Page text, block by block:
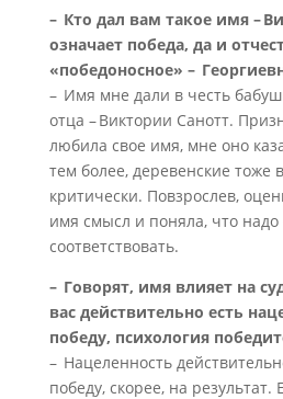
– Кто дал вам такое имя –
означает победа, да и
«победоносное» –
– Имя мне дали в честь
отца – Виктории Санотт.
любила свое имя, мне оно
тем более, деревенские тоже
критически. Повзрослев,
имя смысл и поняла, что надо
соответствовать.
– Говорят, имя влияет на
вас действительно есть
победу, психология
– Нацеленность
победу, скорее, на